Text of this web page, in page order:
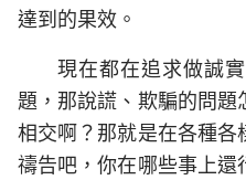
達到的果效。
現在都在追求做誠
題，那說謊、欺騙的問題
相交啊？那就是在各種各
禱告吧，你在哪些事上